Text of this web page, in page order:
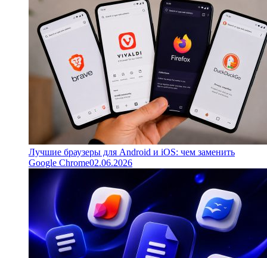
Лучшие браузеры для Android и iOS: чем заменить
Google Chrome02.06.2026